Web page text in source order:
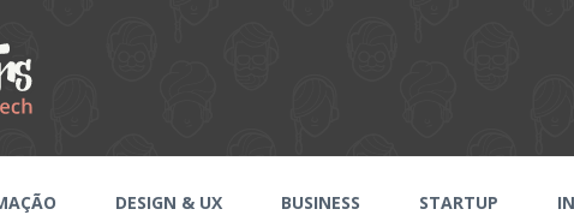
DESIGN & UX BUSINESS STARTUP